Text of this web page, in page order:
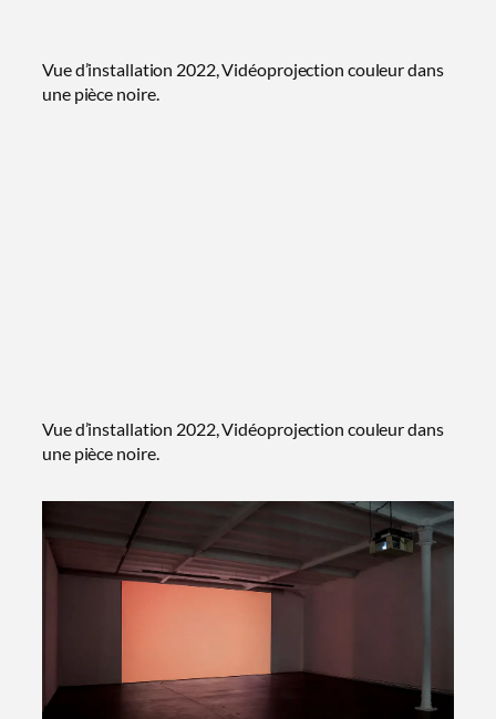
Vue d’installation 2022, Vidéoprojection couleur dans
une pièce noire.
Vue d’installation 2022, Vidéoprojection couleur dans
une pièce noire.